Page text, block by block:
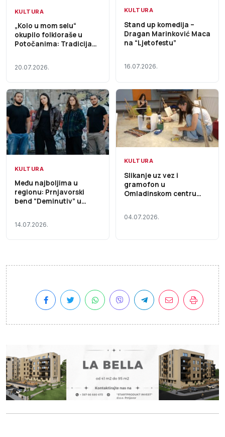
KULTURA
„Kolo u mom selu“
okupilo folkloraše u
Potočanima: Tradicija
TV K3
20.07.2026.
KULTURA
Stand up komedija –
Dragan Marinković Maca
na “Ljetofestu”
16.07.2026.
KULTURA
Među najboljima u
regionu: Prnjavorski
bend “Deminutiv” u
14.07.2026.
KULTURA
Slikanje uz vez i
gramofon u
Omladinskom centru
04.07.2026.